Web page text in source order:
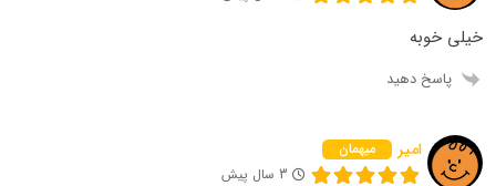
خیلی خوبه
پاسخ دهید
امیر
میهمان
3 سال پیش